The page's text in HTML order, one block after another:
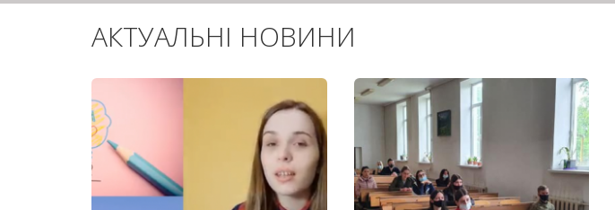
АКТУАЛЬНІ НОВИНИ